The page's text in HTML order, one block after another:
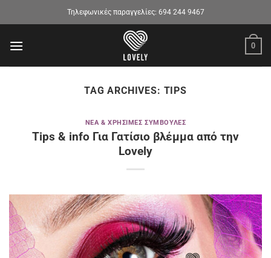
στο
Τηλεφωνικές παραγγελίες: 694 244 9467
0
TAG ARCHIVES: TIPS
ΝΈΑ & ΧΡΉΣΙΜΕΣ ΣΥΜΒΟΥΛΈΣ
Tips & info Για Γατίσιο βλέμμα από την
Lovely